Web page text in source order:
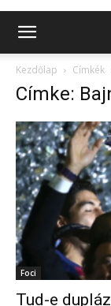
Kezdőlap Címkék
Címke:
Foci
Tud-e